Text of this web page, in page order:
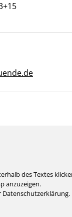
des Textes
anzuzeigen.
Datenschutzerklärung.